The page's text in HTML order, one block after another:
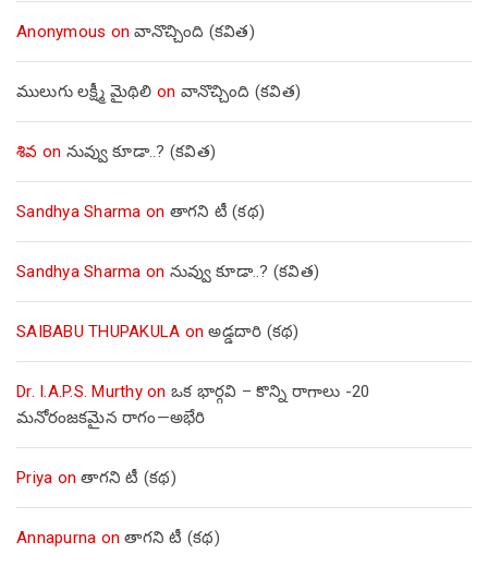
Anonymous onవానొచ్చింది (కవిత)
ములుగు లక్ష్మీ మైథిలి on వానొచ్చింది (కవిత)
శివ on నువ్వు కూడా..? (కవిత)
Sandhya Sharma on తాగని టీ (కథ)
Sandhya Sharma on నువ్వు కూడా..? (కవిత)
SAIBABU THUPAKULA onఅడ్డదారి (కథ)
Dr. I.A.P.S. Murthyon ఒక భార్గవి – కొన్ని రాగాలు -20
మనోరంజకమైన రాగం—అభేరి
Priya onతాగని టీ (కథ)
Annapurna onతాగని టీ (కథ)